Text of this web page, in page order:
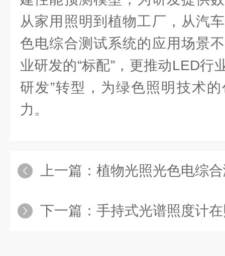
从家用照明到植物工厂，从汽
色电综合测试系统的应用场景
业研发的“标配”，更推动LED行
研发”转型，为绿色照明技术
力。
上一篇： 植物光照光色电综合测试系统
下一篇： 手持式光谱照度计在照